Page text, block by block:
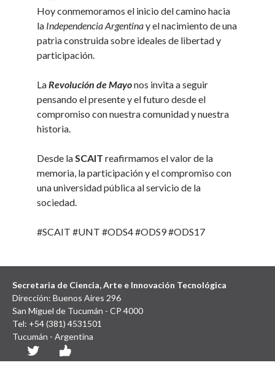
Hoy conmemoramos el inicio del camino hacia
la Independencia Argentinay el nacimiento de una
patria construida sobre ideales de libertad y
participación.
LaRevolución de Mayonos invita a seguir
pensando el presente y el futuro desde el
compromiso con nuestra comunidad y nuestra
historia.
Desde laSCAIT reafirmamos el valor de la
memoria, la participación y el compromiso con
una universidad pública al servicio de la
sociedad.
#SCAIT #UNT #ODS4 #ODS9 #ODS17
Secretaria de Ciencia, Arte e Innovación Tecnológica
Dirección: Buenos Aires 296
San Miguel de Tucumán - CP 4000
Tel: +54 (381) 4531501
Tucumán - Argentina